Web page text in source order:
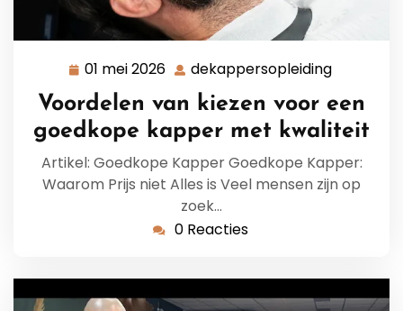
01 mei 2026 01
2026
dekappersopleiding
Voordelen van kiezen voor een
goedkope kapper met kwaliteit
Artikel: Goedkope Kapper Goedkope Kapper:
Waarom Prijs niet Alles is Veel mensen zijn op
zoek…
0 Reacties